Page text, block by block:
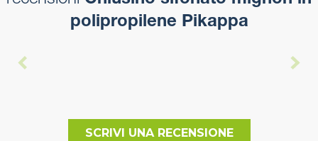
polipropilene Pikappa
SCRIVI UNA RECENSIONE